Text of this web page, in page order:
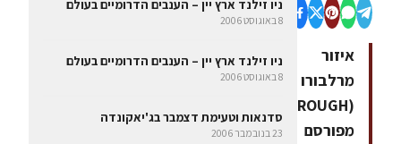
איזור
מרלבורו
מפורסם
ניו זילנד ארץ יין – הענבים הדרומיים בעולם
8 באוגוסט 2006
ניו זילנד ארץ יין – הענבים הדרומיים בעולם
8 באוגוסט 2006
סדנאות וטעימת דצמבר בג'יאקונדה
23 בנובמבר 2006